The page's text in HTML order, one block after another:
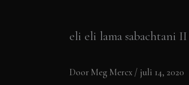
eli eli lama sabachtani II
Door Meg Mercx / juli 14, 2020